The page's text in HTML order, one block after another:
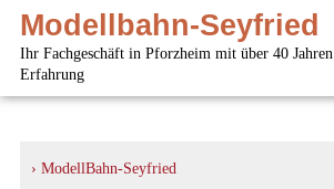
› ModellBahn-Seyfried
Modellbahn-Seyfried
Ihr Fachgeschäft in Pforzheim mit über 40 Jahren
Erfahrung